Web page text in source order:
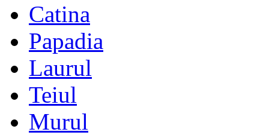
Catina
Papadia
Laurul
Teiul
Murul